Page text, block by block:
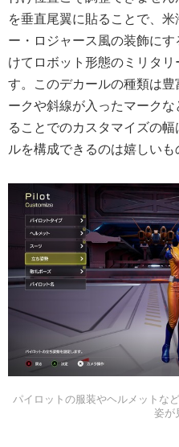
を垂直尾翼に貼ることで、
ー・ロジャース風の装飾に
けてロボット形態のミリタ
す。このデカールの種類は
ークや斜線が入ったマーク
ることでのカスタマイズの
ルを構成できるのは嬉しいも
パイロットの服装やヘルメットな
姿が